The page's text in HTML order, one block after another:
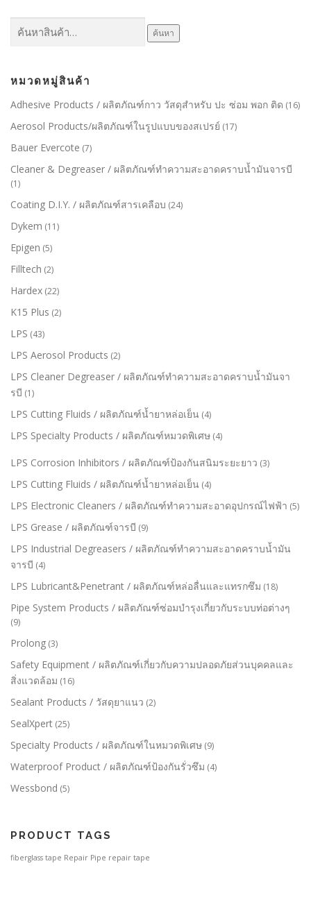
ค้นหา
หมวดหมู่สินค้า
Adhesive Products / ผลิตภัณฑ์กาว วัสดุสำหรับ ปะ ซ่อม พอก ติด (16)
Aerosol Products/ผลิตภัณฑ์ในรูปแบบของสเปรย์ (17)
Bauer Evercote (7)
Cleaner & Degreaser / ผลิตภัณฑ์ทำความสะอาดคราบน้ำมันจารบี
(1)
Coating D.I.Y. / ผลิตภัณฑ์สารเคลือบ (24)
Dykem (11)
Epigen (5)
Filltech (2)
Hardex (22)
K15 Plus (2)
LPS (43)
LPS Aerosol Products (2)
LPS Cleaner Degreaser / ผลิตภัณฑ์ทำความสะอาดคราบน้ำมันจา
รบี (1)
LPS Cutting Fluids / ผลิตภัณฑ์น้ำยาหล่อเย็น (4)
LPS Specialty Products / ผลิตภัณฑ์หมวดพิเศษ (4)
LPS Corrosion Inhibitors / ผลิตภัณฑ์ป้องกันสนิมระยะยาว (3)
LPS Cutting Fluids / ผลิตภัณฑ์น้ำยาหล่อเย็น (4)
LPS Electronic Cleaners / ผลิตภัณฑ์ทำความสะอาดอุปกรณ์ไฟฟ้า (5)
LPS Grease / ผลิตภัณฑ์จารบี (9)
LPS Industrial Degreasers / ผลิตภัณฑ์ทำความสะอาดคราบน้ำมัน
จารบี (4)
LPS Lubricant&Penetrant / ผลิตภัณฑ์หล่อลื่นและแทรกซึม (18)
Pipe System Products / ผลิตภัณฑ์ซ่อมบำรุงเกี่ยวกับระบบท่อต่างๆ
(9)
Prolong (3)
Safety Equipment / ผลิตภัณฑ์เกี่ยวกับความปลอดภัยส่วนบุคคลและ
สิ่งแวดล้อม (16)
Sealant Products / วัสดุยาแนว (2)
SealXpert (25)
Specialty Products / ผลิตภัณฑ์ในหมวดพิเศษ (9)
Waterproof Product / ผลิตภัณฑ์ป้องกันรั่วซึม (4)
Wessbond (5)
PRODUCT TAGS
fiberglass tape Repair Pipe repair tape